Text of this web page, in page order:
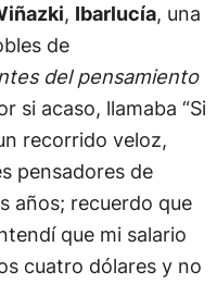
, Ibarlucía, una
de
del pensamiento
si acaso, llamaba “Si
recorrido veloz,
pensadores de
años; recuerdo que
que mi salario
cuatro dólares y no